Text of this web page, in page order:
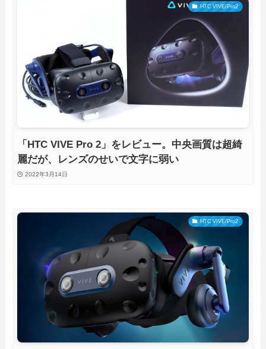
HTC VIVE/Pro2
「HTC VIVE Pro 2」をレビュー。中央画質は超綺
麗だが、レンズのせいで文字に弱い
2022年3月14日
HTC VIVE/Pro2